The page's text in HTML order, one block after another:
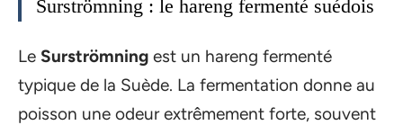
Surströmning : le hareng fermenté suédois
Le Surströmning est un hareng fermenté
typique de la Suède. La fermentation donne au
poisson une odeur extrêmement forte, souvent